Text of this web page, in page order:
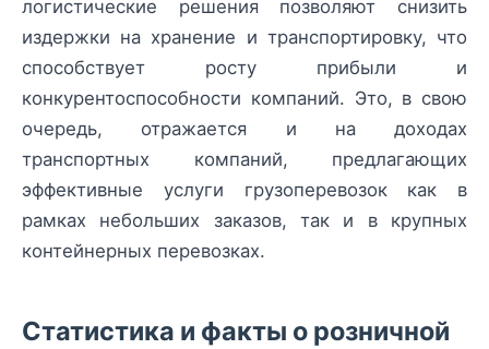
логистические решения позволяют снизить
издержки на хранение и транспортировку, что
способствует росту прибыли и
конкурентоспособности компаний. Это, в свою
очередь, отражается и на доходах
транспортных компаний, предлагающих
эффективные услуги грузоперевозок как в
рамках небольших заказов, так и в крупных
контейнерных перевозках.
Статистика и факты о розничной